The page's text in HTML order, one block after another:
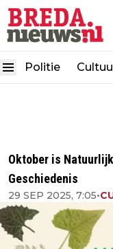
Politie
Oktober is
Geschiedenis
29 SEP 2025, 7:05•